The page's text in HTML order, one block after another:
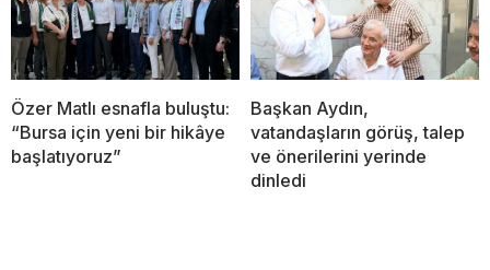
Özer Matlı esnafla buluştu:
“Bursa için yeni bir hikâye
başlatıyoruz”
Başkan Aydın,
vatandaşların görüş, talep
ve önerilerini yerinde
dinledi